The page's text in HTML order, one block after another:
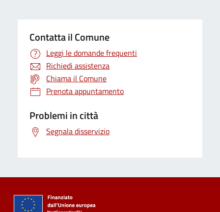
Contatta il Comune
Leggi le domande frequenti
Richiedi assistenza
Chiama il Comune
Prenota appuntamento
Problemi in città
Segnala disservizio